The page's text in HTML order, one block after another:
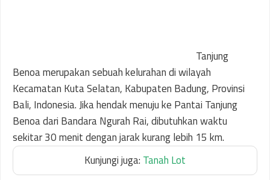
Tanjung
Benoa merupakan sebuah kelurahan di wilayah
Kecamatan Kuta Selatan, Kabupaten Badung, Provinsi
Bali, Indonesia. Jika hendak menuju ke Pantai Tanjung
Benoa dari Bandara Ngurah Rai, dibutuhkan waktu
sekitar 30 menit dengan jarak kurang lebih 15 km.
Kunjungi juga: Tanah Lot